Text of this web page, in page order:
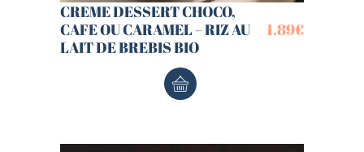
CREME DESSERT CHOCO,
CAFE OU CARAMEL – RIZ AU
LAIT DE BREBIS BIO
1,89€